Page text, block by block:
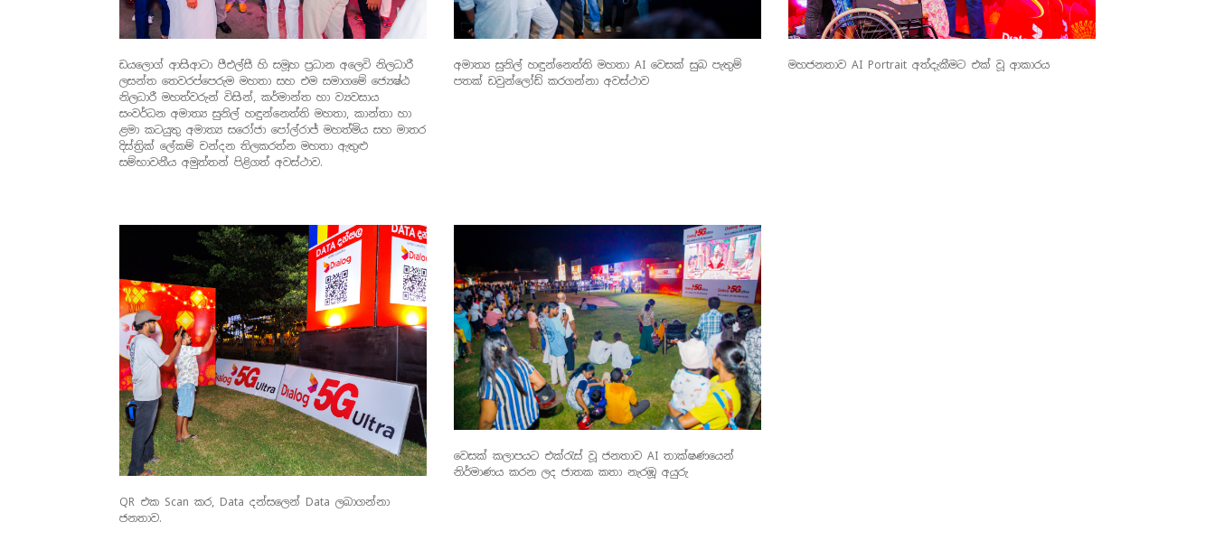
ඩයලොග් ආසිආටා පීඑල්සී හි සමූහ ප්‍රධාන අලෙවි නිලධාරී
ලසන්ත තෙවරප්පෙරුම මහතා සහ එම සමාගමේ ජ්‍යෙෂ්ඨ
නිලධාරී මහත්වරුන් විසින්, කර්මාන්ත හා ව්‍යවසාය
සංවර්ධන අමාත්‍ය සුනිල් හඳුන්නෙත්ති මහතා, කාන්තා හා
ළමා කටයුතු අමාත්‍ය සරෝජා පෝල්රාජ් මහත්මිය සහ මාතර
දිස්ත්‍රික් ලේකම් චන්දන තිලකරත්න මහතා ඇතුළු
සම්භාවනීය අමුත්තන් පිළිගත් අවස්ථාව.
අමාත්‍ය සුනිල් හඳුන්නෙත්ති මහතා AI වෙසක් සුබ පැතුම්
පතක් ඩවුන්ලෝඩ් කරගන්නා අවස්ථාව
මහජනතාව AI Portrait අත්දැකීමට එක් වූ ආකාරය
QR එක Scan කර, Data දන්සලෙන් Data ලබාගන්නා
ජනතාව.
වෙසක් කලාපයට එක්රැස් වූ ජනතාව AI තාක්ෂණයෙන්
නිර්මාණය කරන ලද ජාතක කතා නැරඹූ අයුරු